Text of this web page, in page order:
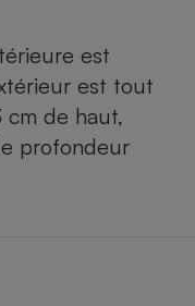
est
est tout
cm de haut,
profondeur